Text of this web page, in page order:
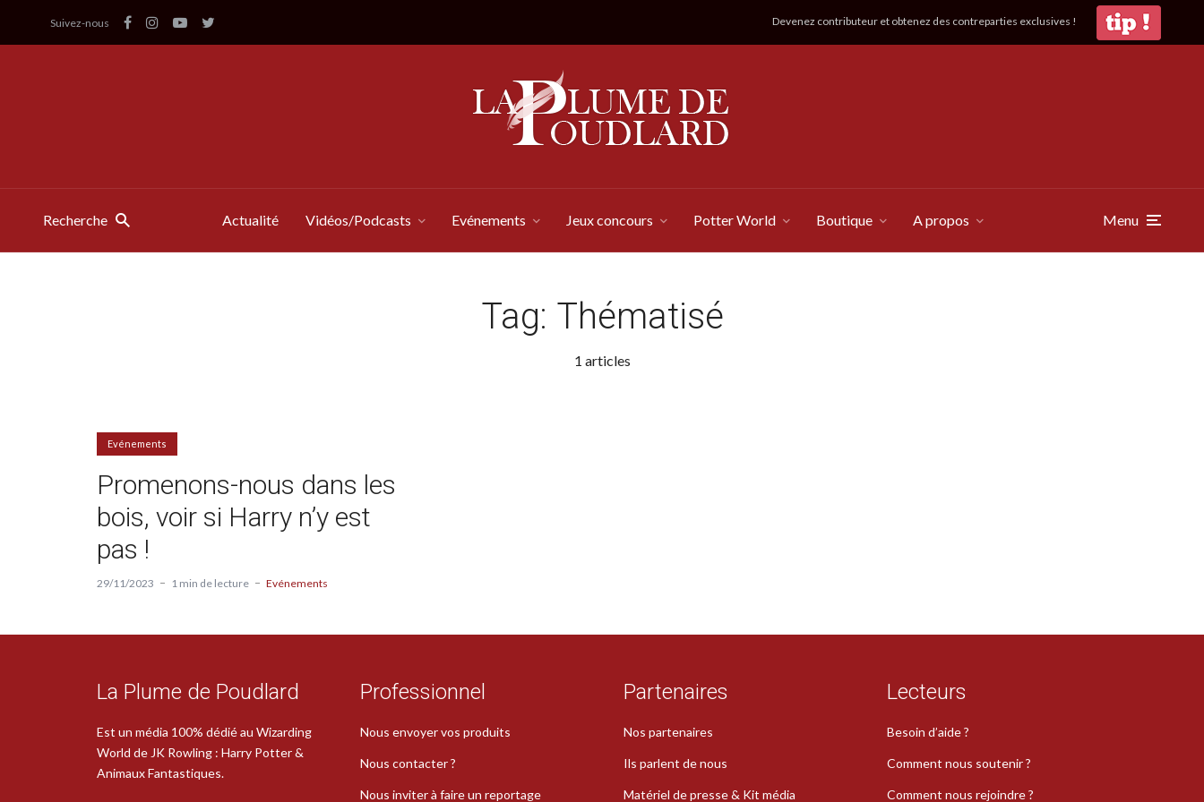
Suivez-nous Devenez contributeur et obtenez des contreparties exclusives !
Recherche Actualité Vidéos/Podcasts Evénements Jeux concours Potter World Boutique A propos Menu
Tag: Thématisé
1 articles
Evénements
Promenons-nous dans les
bois, voir si Harry n’y est
pas !
29/11/2023 1 min de lecture Evénements
La Plume de Poudlard
Est un média 100% dédié au Wizarding
World de JK Rowling : Harry Potter &
Animaux Fantastiques.
Professionnel
Nous envoyer vos produits
Nous contacter ?
Nous inviter à faire un reportage
Partenaires
Nos partenaires
Ils parlent de nous
Matériel de presse & Kit média
Lecteurs
Besoin d’aide ?
Comment nous soutenir ?
Comment nous rejoindre ?